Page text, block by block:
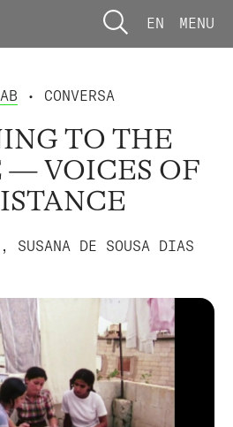
EN MENU
• CONVERSA
TO THE
— VOICES OF
SUSANA DE SOUSA DIAS